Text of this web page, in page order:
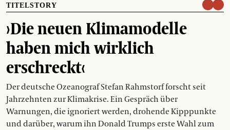
TITELSTORY
›Die neuen Klimamodelle
haben mich wirklich
erschreckt‹
Der deutsche Ozeanograf Stefan Rahmstorf forscht seit
Jahrzehnten zur Klimakrise. Ein Gespräch über
Warnungen, die ignoriert werden, drohende Kipppunkte
und darüber, warum ihn Donald Trumps erste Wahl zum